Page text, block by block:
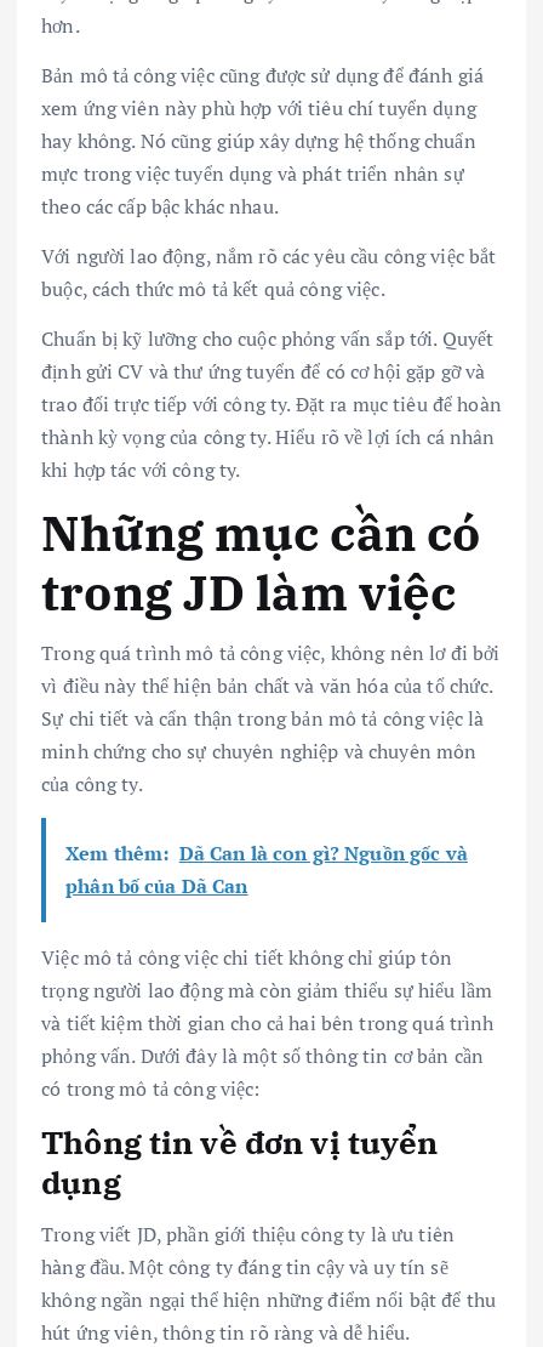
hơn.
Bản mô tả công việc cũng được sử dụng để đánh giá
xem ứng viên này phù hợp với tiêu chí tuyển dụng
hay không. Nó cũng giúp xây dựng hệ thống chuẩn
mực trong việc tuyển dụng và phát triển nhân sự
theo các cấp bậc khác nhau.
Với người lao động, nắm rõ các yêu cầu công việc bắt
buộc, cách thức mô tả kết quả công việc.
Chuẩn bị kỹ lưỡng cho cuộc phỏng vấn sắp tới. Quyết
định gửi CV và thư ứng tuyển để có cơ hội gặp gỡ và
trao đổi trực tiếp với công ty. Đặt ra mục tiêu để hoàn
thành kỳ vọng của công ty. Hiểu rõ về lợi ích cá nhân
khi hợp tác với công ty.
Những mục cần có
trong JD làm việc
Trong quá trình mô tả công việc, không nên lơ đi bởi
vì điều này thể hiện bản chất và văn hóa của tổ chức.
Sự chi tiết và cẩn thận trong bản mô tả công việc là
minh chứng cho sự chuyên nghiệp và chuyên môn
của công ty.
Xem thêm: Dã Can là con gì? Nguồn gốc và
phân bố của Dã Can
Việc mô tả công việc chi tiết không chỉ giúp tôn
trọng người lao động mà còn giảm thiểu sự hiểu lầm
và tiết kiệm thời gian cho cả hai bên trong quá trình
phỏng vấn. Dưới đây là một số thông tin cơ bản cần
có trong mô tả công việc:
Thông tin về đơn vị tuyển
dụng
Trong viết JD, phần giới thiệu công ty là ưu tiên
hàng đầu. Một công ty đáng tin cậy và uy tín sẽ
không ngần ngại thể hiện những điểm nổi bật để thu
hút ứng viên, thông tin rõ ràng và dễ hiểu.